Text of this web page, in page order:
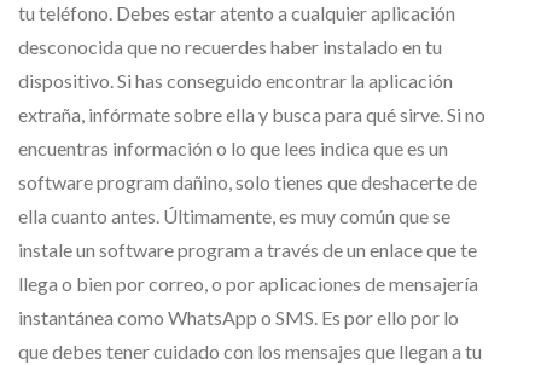
tu teléfono. Debes estar atento a cualquier aplicación
desconocida que no recuerdes haber instalado en tu
dispositivo. Si has conseguido encontrar la aplicación
extraña, infórmate sobre ella y busca para qué sirve. Si no
encuentras información o lo que lees indica que es un
software program dañino, solo tienes que deshacerte de
ella cuanto antes. Últimamente, es muy común que se
instale un software program a través de un enlace que te
llega o bien por correo, o por aplicaciones de mensajería
instantánea como WhatsApp o SMS. Es por ello por lo
que debes tener cuidado con los mensajes que llegan a tu